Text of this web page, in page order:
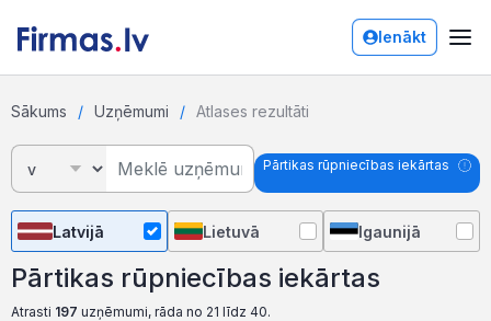
Ienākt
Sākums Uzņēmumi Atlases rezultāti
Pārtikas rūpniecības iekārtas
Latvijā Lietuvā Igaunijā
Pārtikas rūpniecības iekārtas
Atrasti 197 uzņēmumi, rāda no 21 līdz 40.